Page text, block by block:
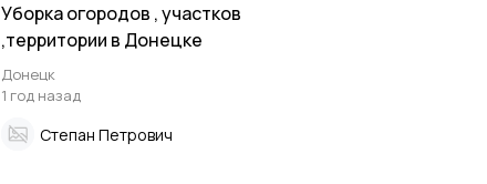
Уборка огородов , участков
,территории в Донецке
Донецк
1 год назад
Степан Петрович